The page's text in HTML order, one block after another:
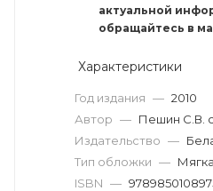
актуальной
обращайтесь в
Характеристики
Год издания — 2010
Автор — Пешин С.В.
Издательство —
Тип обложки —
ISBN —